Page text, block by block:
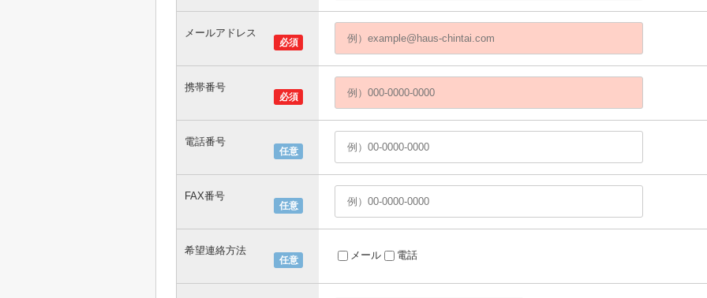
必須
メールアドレス
必須
携帯番号
任意
電話番号
任意
FAX番号
任意
希望連絡方法 メール 電話